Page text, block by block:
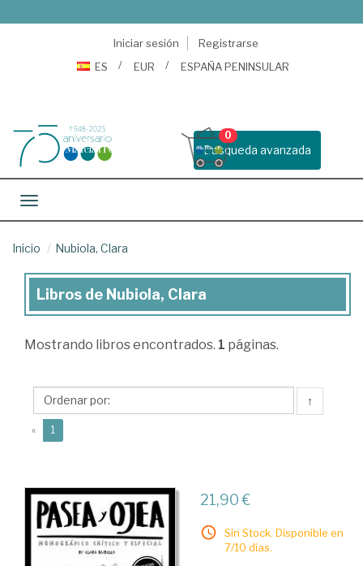
Iniciar sesión
Registrarse
ES
EUR ESPAÑA PENINSULAR
Busqueda avanzada
0
Toggle navigation
Inicio Nubiola, Clara
Libros
Nubiola,
Libros de Nubiola, Clara
Mostrando libros encontrados. 1 páginas.
↑
« 1
21,90 €
Sin Stock. Disponible en
7/10 días.